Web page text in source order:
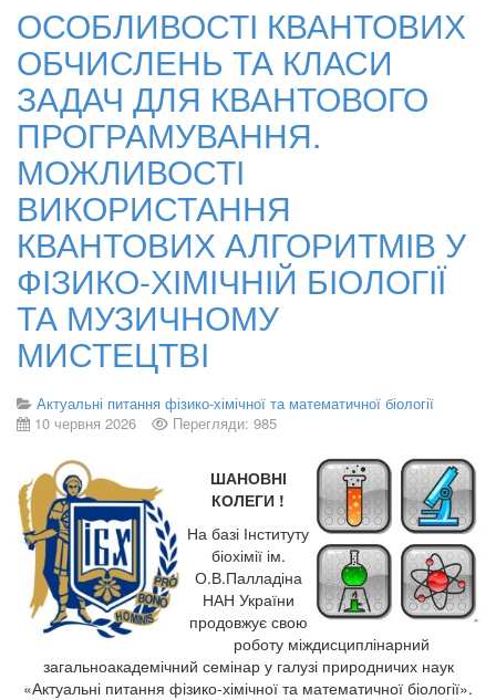
ОСОБЛИВОСТІ КВАНТОВИХ
ОБЧИСЛЕНЬ ТА КЛАСИ
ЗАДАЧ ДЛЯ КВАНТОВОГО
ПРОГРАМУВАННЯ.
МОЖЛИВОСТІ
ВИКОРИСТАННЯ
КВАНТОВИХ АЛГОРИТМІВ У
ФІЗИКО-ХІМІЧНІЙ БІОЛОГІЇ
ТА МУЗИЧНОМУ
МИСТЕЦТВІ
Актуальні питання фізико-хімічної та математичної біології
10 червня 2026
Перегляди: 985
ШАНОВНІ
КОЛЕГИ !
На базі Інституту
біохімії ім.
О.В.Палладіна
НАН України
продовжує свою
роботу міждисциплінарний
загальноакадемічний семінар у галузі природничих наук
«Актуальні питання фізико-хімічної та математичної біології».